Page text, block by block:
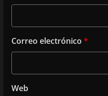
Correo electrónico *
Web